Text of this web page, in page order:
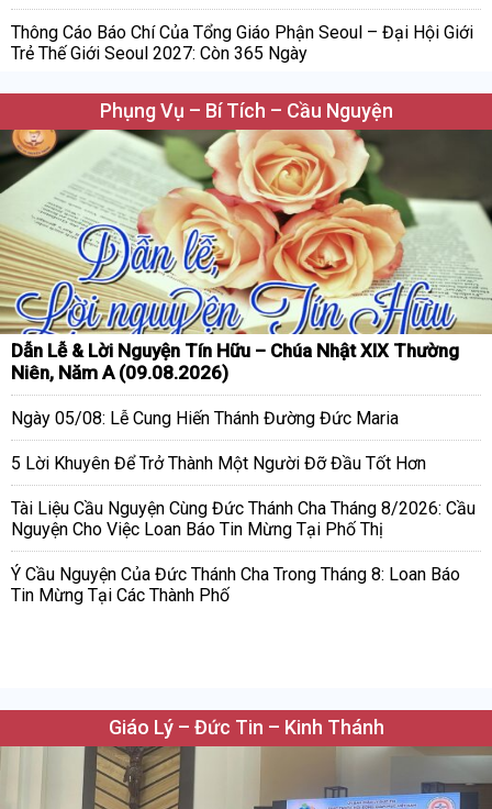
Thông Cáo Báo Chí Của Tổng Giáo Phận Seoul – Đại Hội Giới
Trẻ Thế Giới Seoul 2027: Còn 365 Ngày
Phụng Vụ – Bí Tích – Cầu Nguyện
Dẫn Lễ & Lời Nguyện Tín Hữu – Chúa Nhật XIX Thường
Niên, Năm A (09.08.2026)
Ngày 05/08: Lễ Cung Hiến Thánh Đường Đức Maria
5 Lời Khuyên Để Trở Thành Một Người Đỡ Đầu Tốt Hơn
Tài Liệu Cầu Nguyện Cùng Đức Thánh Cha Tháng 8/2026: Cầu
Nguyện Cho Việc Loan Báo Tin Mừng Tại Phố Thị
Ý Cầu Nguyện Của Đức Thánh Cha Trong Tháng 8: Loan Báo
Tin Mừng Tại Các Thành Phố
Giáo Lý – Đức Tin – Kinh Thánh